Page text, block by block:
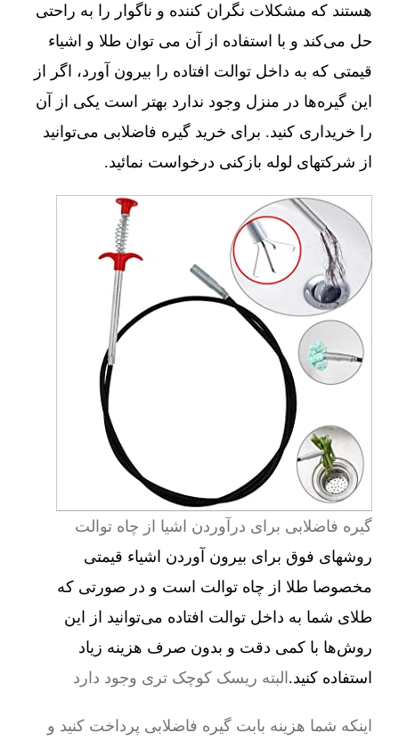
هستند که مشکلات نگران کننده و ناگوار را به راحتی
حل می‌کند و با استفاده از آن می توان طلا و اشیاء
قیمتی که به داخل توالت افتاده را بیرون آورد، اگر از
این گیره‌ها در منزل وجود ندارد بهتر است یکی از آن
را خریداری کنید. برای خرید گیره فاضلابی می‌توانید
از شرکتهای لوله بازکنی درخواست نمائید.
گیره فاضلابی برای درآوردن اشیا از چاه توالت
روشهای فوق برای بیرون آوردن اشیاء قیمتی
مخصوصا طلا از چاه توالت است و در صورتی که
طلای شما به داخل توالت افتاده می‌توانید از این
روش‌ها با کمی دقت و بدون صرف هزینه زیاد
استفاده کنید.البته ریسک کوچک تری وجود دارد
اینکه شما هزینه بابت گیره فاضلابی پرداخت کنید و